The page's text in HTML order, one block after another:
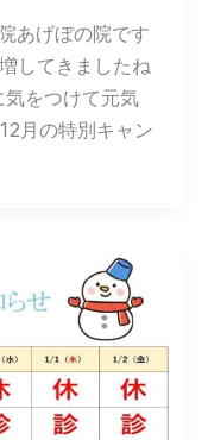
あげぼの院です
してきましたね
をつけて元気
月の特別キャン